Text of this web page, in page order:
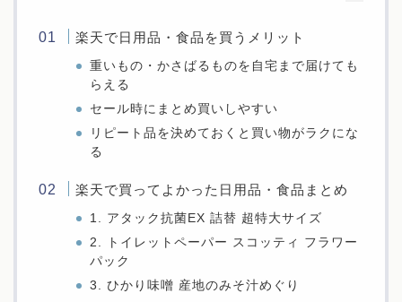
楽天で日用品・食品を買うメリット
重いもの・かさばるものを自宅まで届けても
らえる
セール時にまとめ買いしやすい
リピート品を決めておくと買い物がラクにな
る
楽天で買ってよかった日用品・食品まとめ
1. アタック抗菌EX 詰替 超特大サイズ
2. トイレットペーパー スコッティ フラワー
パック
3. ひかり味噌 産地のみそ汁めぐり